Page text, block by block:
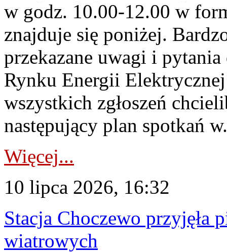
w godz. 10.00-12.00 w
znajduje się poniżej.
przekazane uwagi i
Rynku Energii
wszystkich zgłoszeń
następujący plan spotkań
Więcej...
10 lipca 2026, 16:32
Stacja Choczewo przyjęła
wiatrowych